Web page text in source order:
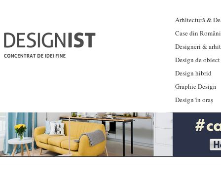
Arhitectură &
Case din
Designeri &
Design de obiect
Design hibrid
Graphic Design
Design în oraș